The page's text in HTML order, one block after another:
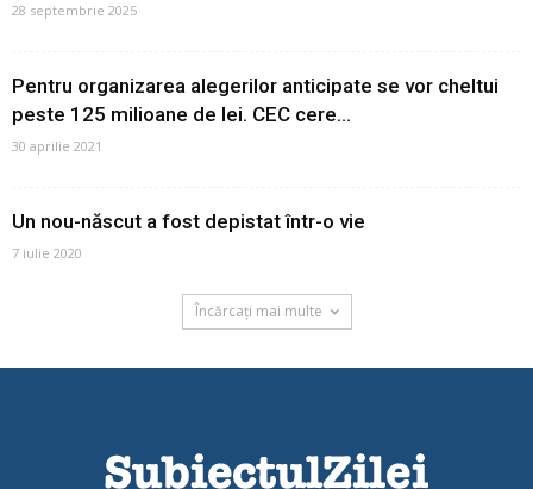
28 septembrie 2025
Pentru organizarea alegerilor anticipate se vor cheltui
peste 125 milioane de lei. CEC cere...
30 aprilie 2021
Un nou-născut a fost depistat într-o vie
7 iulie 2020
Încărcați mai multe